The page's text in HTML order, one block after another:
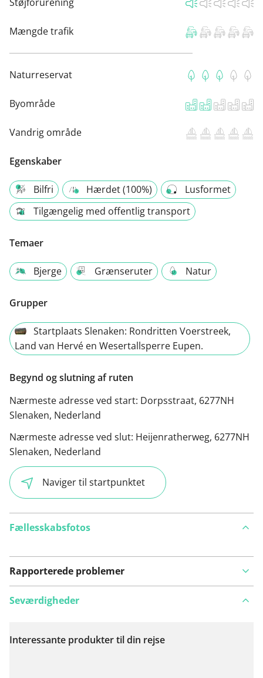
Mængde trafik
Naturreservat
Byområde
Vandrig område
Egenskaber
Bilfri Hærdet (100%)
Lusformet
Tilgængelig med offentlig transport
Temaer
Bjerge Grænseruter Natur
Grupper
Startplaats Slenaken: Rondritten Voerstreek,
Land van Hervé en Wesertallsperre Eupen.
Begynd og slutning af ruten
Nærmeste adresse ved start: Dorpsstraat, 6277NH
Slenaken, Nederland
Nærmeste adresse ved slut: Heijenratherweg, 6277NH
Slenaken, Nederland
Naviger til startpunktet
Fællesskabsfotos
Rapporterede problemer
Se på kort
Seværdigheder
Interessante produkter til din rejse